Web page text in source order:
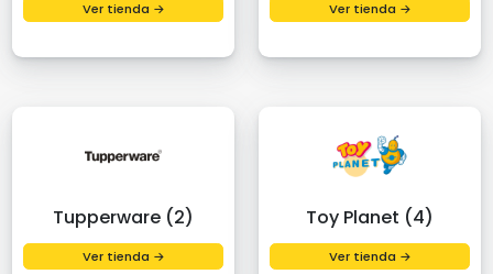
Ver tienda → Ver tienda →
Tupperware (2)
Ver tienda →
Toy Planet (4)
Ver tienda →